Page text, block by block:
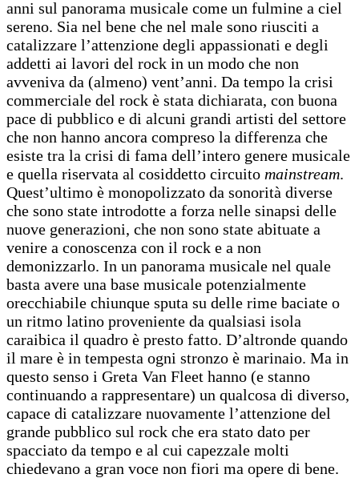
anni sul panorama musicale come un fulmine a ciel
sereno. Sia nel bene che nel male sono riusciti a
catalizzare l’attenzione degli appassionati e degli
addetti ai lavori del rock in un modo che non
avveniva da (almeno) vent’anni. Da tempo la crisi
commerciale del rock è stata dichiarata, con buona
pace di pubblico e di alcuni grandi artisti del settore
che non hanno ancora compreso la differenza che
esiste tra la crisi di fama dell’intero genere musicale
e quella riservata al cosiddetto circuito mainstream.
Quest’ultimo è monopolizzato da sonorità diverse
che sono state introdotte a forza nelle sinapsi delle
nuove generazioni, che non sono state abituate a
venire a conoscenza con il rock e a non
demonizzarlo. In un panorama musicale nel quale
basta avere una base musicale potenzialmente
orecchiabile chiunque sputa su delle rime baciate o
un ritmo latino proveniente da qualsiasi isola
caraibica il quadro è presto fatto. D’altronde quando
il mare è in tempesta ogni stronzo è marinaio. Ma in
questo senso i Greta Van Fleet hanno (e stanno
continuando a rappresentare) un qualcosa di diverso,
capace di catalizzare nuovamente l’attenzione del
grande pubblico sul rock che era stato dato per
spacciato da tempo e al cui capezzale molti
chiedevano a gran voce non fiori ma opere di bene.